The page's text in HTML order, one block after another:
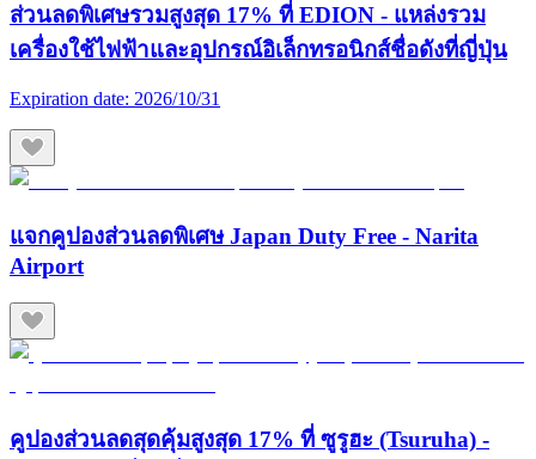
ส่วนลดพิเศษรวมสูงสุด 17% ที่ EDION - แหล่งรวม
เครื่องใช้ไฟฟ้าและอุปกรณ์อิเล็กทรอนิกส์ชื่อดังที่ญี่ปุ่น
Expiration date: 2026/10/31
แจกคูปองส่วนลดพิเศษ Japan Duty Free - Narita
Airport
คูปองส่วนลดสุดคุ้มสูงสุด 17% ที่ ซูรูฮะ (Tsuruha) -